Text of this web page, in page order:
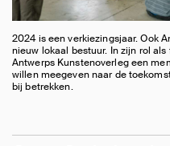
2024 is een verkiezingsjaar. Ook
nieuw lokaal bestuur. In zijn rol
Antwerps Kunstenoverleg een
willen meegeven naar de
bij betrekken.